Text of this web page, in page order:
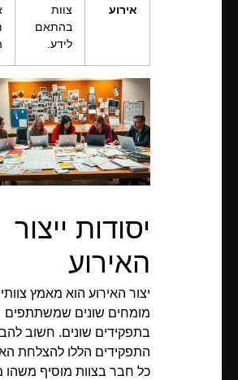
אירוע
צוות
בהתאם
לידע.
יסודות ייצור
האירוע
יצור האירוע הוא מאמץ
מומחים שונים שמשתתפים
בתפקידים שונים. חשוב
התפקידים הללו להצלחת
כל חבר בצוות מוסיף משהו